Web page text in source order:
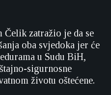
Čelik zatražio je da se
oba svjedoka jer će
u Sudu BiH,
sigurnosne
životu oštećene.